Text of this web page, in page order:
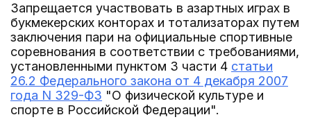
Запрещается участвовать в азартных играх в
букмекерских конторах и тотализаторах путем
заключения пари на официальные спортивные
соревнования в соответствии с требованиями,
установленными пунктом 3 части 4 статьи
26.2 Федерального закона от 4 декабря 2007
года N 329-ФЗ "О физической культуре и
спорте в Российской Федерации".